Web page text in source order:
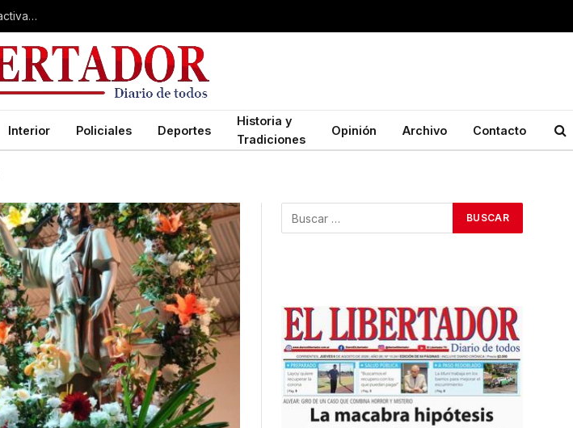
Valdés acelera el blindaje hídrico en el Sur provincial y supervisa reactivación de ruta
Interior Policiales Deportes
Historia y
Tradiciones
Opinión Archivo Contacto